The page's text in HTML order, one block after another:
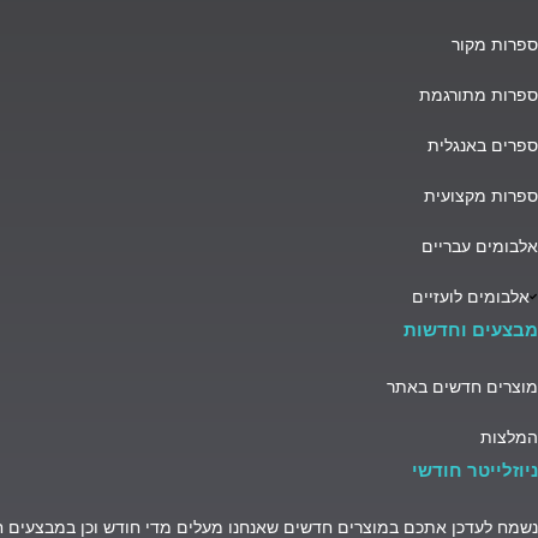
ספרות מקור
ספרות מתורגמת
ספרים באנגלית
ספרות מקצועית
אלבומים עבריים
אלבומים לועזיים
מבצעים וחדשות
מוצרים חדשים באתר
המלצות
ניוזלייטר חודשי
נשמח לעדכן אתכם במוצרים חדשים שאנחנו מעלים מדי חודש וכן